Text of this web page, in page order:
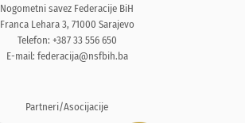
Nogometni savez Federacije BiH
Franca Lehara 3, 71000 Sarajevo
Telefon: +387 33 556 650
E-mail: federacija@nsfbih.ba
Partneri/Asocijacije